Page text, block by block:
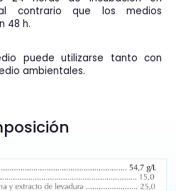
contrario que los medios
48 h.
puede utilizarse tanto con
ambientales.